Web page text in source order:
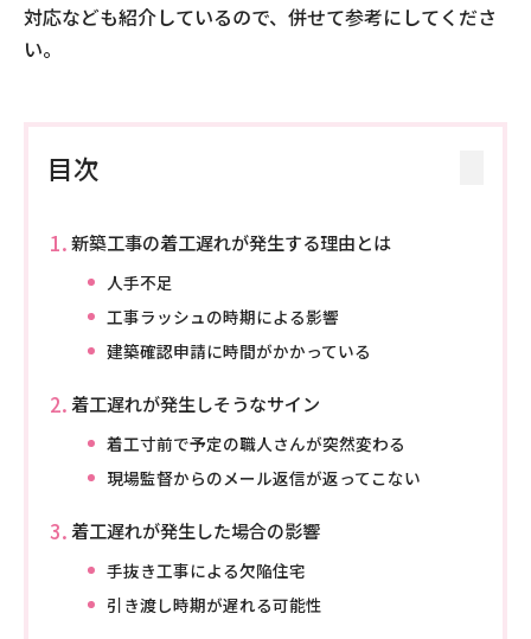
対応なども紹介しているので、併せて参考にしてくださ
い。
目次
新築工事の着工遅れが発生する理由とは
人手不足
工事ラッシュの時期による影響
建築確認申請に時間がかかっている
着工遅れが発生しそうなサイン
着工寸前で予定の職人さんが突然変わる
現場監督からのメール返信が返ってこない
着工遅れが発生した場合の影響
手抜き工事による欠陥住宅
引き渡し時期が遅れる可能性